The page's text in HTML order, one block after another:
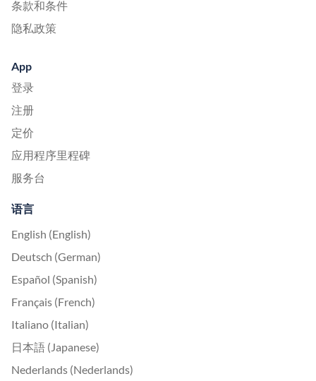
条款和条件
隐私政策
App
登录
注册
定价
应用程序里程碑
服务台
语言
English (English)
Deutsch (German)
Español (Spanish)
Français (French)
Italiano (Italian)
日本語 (Japanese)
Nederlands (Nederlands)